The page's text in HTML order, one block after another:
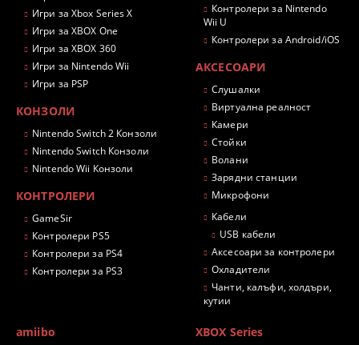
Игри за Xbox Series X
Игри за XBOX One
Игри за XBOX 360
Игри за Nintendo Wii
Игри за PSP
КОНЗОЛИ
Nintendo Switch 2 Конзоли
Nintendo Switch Конзоли
Nintendo Wii Конзоли
КОНТРОЛЕРИ
GameSir
Контролери PS5
Контролери за PS4
Контролери за PS3
Контролери за Nintendo
Wii U
Контролери за Android/iOS
АКСЕСОАРИ
Слушалки
Виртуална реалност
Камери
Стойки
Волани
Зарядни станции
Микрофони
Кабели
USB кабели
Аксесоари за контролери
Охладители
Чанти, калъфи, холдъри,
кутии
amiibo
XBOX Series